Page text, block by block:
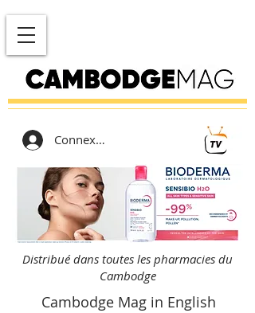
Connexion
Distribué dans toutes les pharmacies du
Cambodge
Cambodge Mag in English